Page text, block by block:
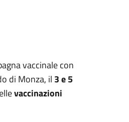
vaccinale con
di Monza, il 3 e 5
vaccinazioni